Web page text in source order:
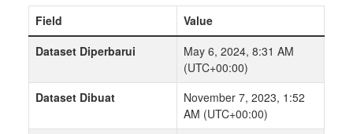
Field
Value
Dataset Diperbarui
May 6, 2024, 8:31 AM
(UTC+00:00)
Dataset Dibuat
November 7, 2023, 1:52
AM (UTC+00:00)